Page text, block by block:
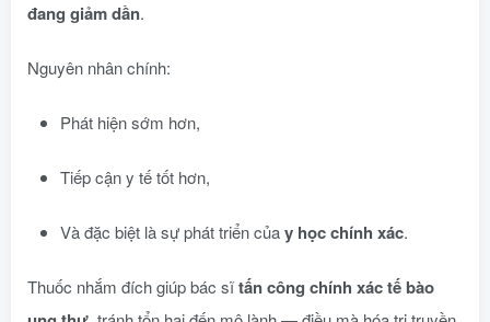
đang giảm dần.
Nguyên nhân chính:
Phát hiện sớm hơn,
Tiếp cận y tế tốt hơn,
Và đặc biệt là sự phát triển củay học chính xác.
Thuốc nhắm đích giúp bác sĩtấn công chính xác tế bào